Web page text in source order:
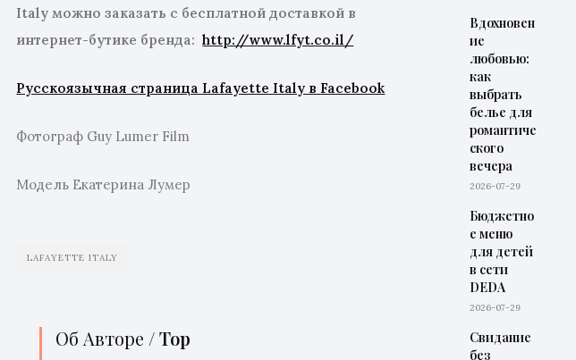
Italy можно заказать с бесплатной доставкой в
интернет-бутике бренда:http://www.lfyt.co.il/
Русскоязычная страница Lafayette Italy в Facebook
Фотограф Guy Lumer Film
Модель Екатерина Лумер
LAFAYETTE ITALY
Об Авторе /Top
Вдохновен
ие
любовью:
как
выбрать
белье для
романтиче
ского
вечера
2026-07-29
Бюджетно
е меню
для детей
в сети
DEDA
2026-07-29
Свидание
без